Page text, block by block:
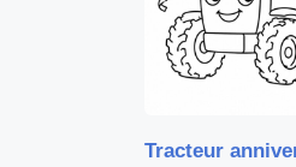
Tracteur